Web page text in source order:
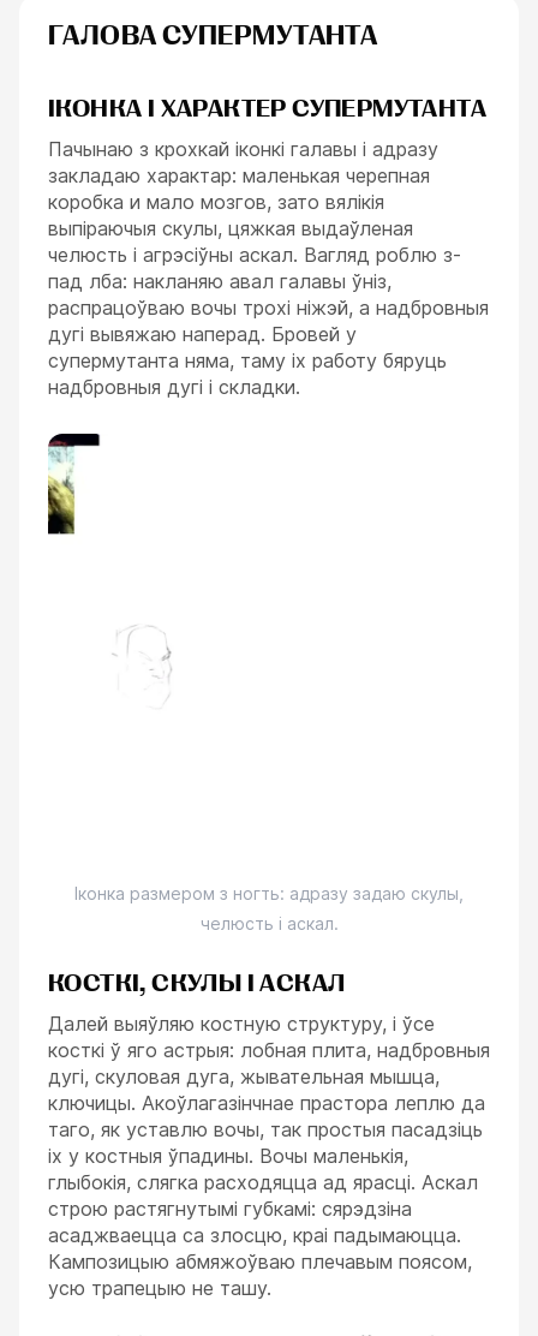
ESC
ГАЛОВА СУПЕРМУТАНТА
ІКОНКА І ХАРАКТЕР СУПЕРМУТАНТА
Пачынаю з крохкай іконкі галавы і адразу
закладаю характар: маленькая черепная
коробка и мало мозгов, зато вялікія
выпіраючыя скулы, цяжкая выдаўленая
челюсть і агрэсіўны аскал. Вагляд роблю з-
пад лба: накланяю авал галавы ўніз,
распрацоўваю вочы трохі ніжэй, а надбровныя
дугі вывяжаю наперад. Бровей у
супермутанта няма, таму іх работу бяруць
надбровныя дугі і складки.
Іконка размером з ногть: адразу задаю скулы,
челюсть і аскал.
КОСТКІ, СКУЛЫ І АСКАЛ
Далей выяўляю костную структуру, і ўсе
косткі ў яго астрыя: лобная плита, надбровныя
дугі, скуловая дуга, жывательная мышца,
ключицы. Акоўлагазінчнае прастора леплю да
таго, як уставлю вочы, так простыя пасадзіць
іх у костныя ўпадины. Вочы маленькія,
глыбокія, слягка расходяцца ад ярасці. Аскал
строю растягнутымі губкамі: сярэдзіна
асаджваецца са злосцю, краі падымаюцца.
Кампозицыю абмяжоўваю плечавым поясом,
усю трапецыю не ташу.